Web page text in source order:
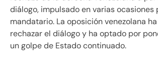
diálogo, impulsado en varias ocasiones
mandatario. La oposición venezolana
rechazar el diálogo y ha optado por
un golpe de Estado continuado.